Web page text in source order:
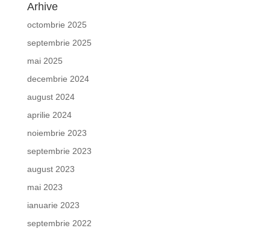
Arhive
octombrie 2025
septembrie 2025
mai 2025
decembrie 2024
august 2024
aprilie 2024
noiembrie 2023
septembrie 2023
august 2023
mai 2023
ianuarie 2023
septembrie 2022